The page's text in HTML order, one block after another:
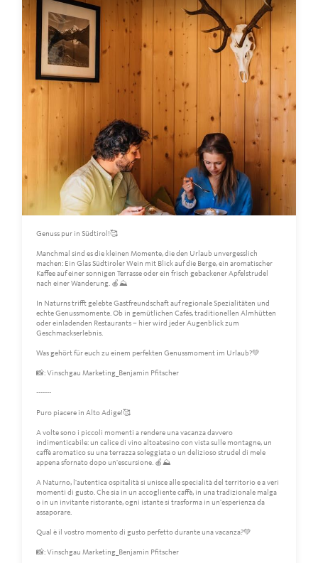
Genuss pur in Südtirol!🥰
Manchmal sind es die kleinen Momente, die den Urlaub unvergesslich
machen: Ein Glas Südtiroler Wein mit Blick auf die Berge, ein aromatischer
Kaffee auf einer sonnigen Terrasse oder ein frisch gebackener Apfelstrudel
nach einer Wanderung. 🍎⛰️
In Naturns trifft gelebte Gastfreundschaft auf regionale Spezialitäten und
echte Genussmomente. Ob in gemütlichen Cafés, traditionellen Almhütten
oder einladenden Restaurants – hier wird jeder Augenblick zum
Geschmackserlebnis.
Was gehört für euch zu einem perfekten Genussmoment im Urlaub?💚
📸: Vinschgau Marketing_Benjamin Pfitscher
-------
Puro piacere in Alto Adige!🥰
A volte sono i piccoli momenti a rendere una vacanza davvero
indimenticabile: un calice di vino altoatesino con vista sulle montagne, un
caffè aromatico su una terrazza soleggiata o un delizioso strudel di mele
appena sfornato dopo un'escursione. 🍎⛰️
A Naturno, l'autentica ospitalità si unisce alle specialità del territorio e a veri
momenti di gusto. Che sia in un accogliente caffè, in una tradizionale malga
o in un invitante ristorante, ogni istante si trasforma in un'esperienza da
assaporare.
Qual è il vostro momento di gusto perfetto durante una vacanza?💚
📸: Vinschgau Marketing_Benjamin Pfitscher